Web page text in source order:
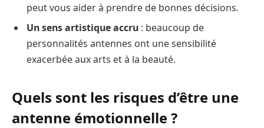
peut vous aider à prendre de bonnes décisions.
Un sens artistique accru : beaucoup de
personnalités antennes ont une sensibilité
exacerbée aux arts et à la beauté.
Quels sont les risques d’être une
antenne émotionnelle ?